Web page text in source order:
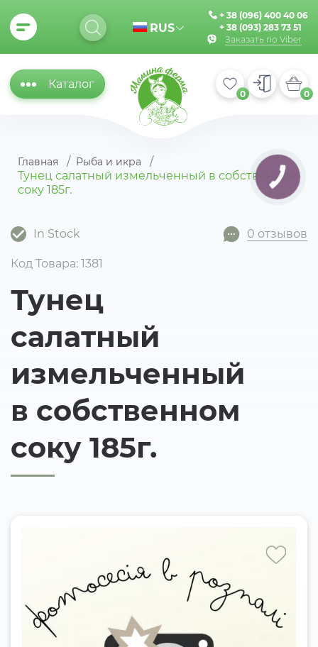
RUS
+ 38 (096) 400 40 06
+ 38 (093) 283 73 51
Заказать по Viber
Каталог
0 0
Главная Рыба и икра
Тунец салатный измельченный в собственном
соку 185г.
Код Товара: 1381
Тунец
салатный
измельченный
в собственном
соку 185г.
In Stock 0 отзывов
КНОПКА
ЗВ'ЯЗКУ